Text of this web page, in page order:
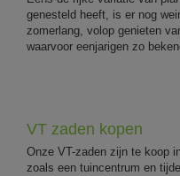
genesteld heeft, is er nog
zomerlang, volop genieten
waarvoor eenjarigen zo
VT zaden kopen
Onze VT-zaden zijn te koop
zoals een tuincentrum en